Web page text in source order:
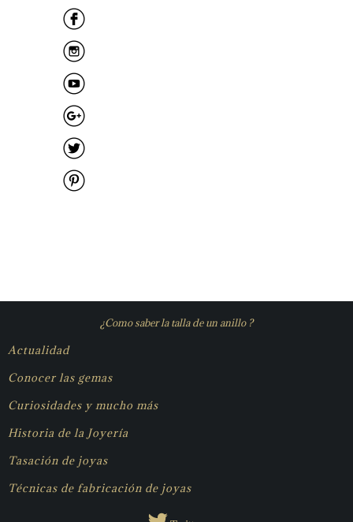
¿Como saber la talla de un anillo ?
Actualidad
Conocer las gemas
Curiosidades y mucho más
Historia de la Joyería
Tasación de joyas
Técnicas de fabricación de joyas